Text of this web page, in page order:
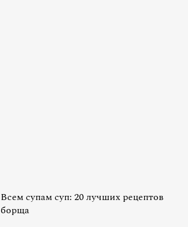
Всем супам суп: 20 лучших рецептов
борща